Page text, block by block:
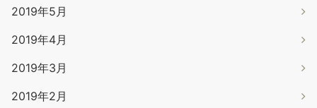
2019年5月
2019年4月
2019年3月
2019年2月